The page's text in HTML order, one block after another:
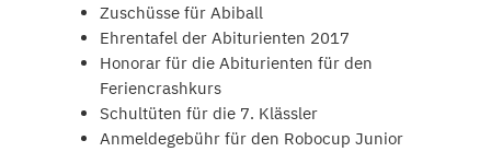
Zuschüsse für Abiball
Ehrentafel der Abiturienten 2017
Honorar für die Abiturienten für den
Feriencrashkurs
Schultüten für die 7. Klässler
Anmeldegebühr für den Robocup Junior